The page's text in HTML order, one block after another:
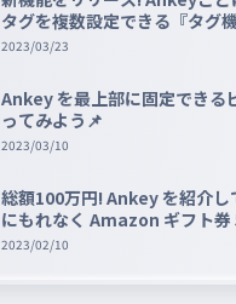
タグを複数設定できる『タグ
2023/03/23
Ankey を最上部に固定できる
ってみよう📌
2023/03/10
総額100万円! Ankey を紹介し
にもれなく Amazon ギフト券
ゼントキャンペーン!!
2023/02/10